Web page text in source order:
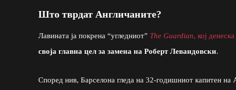
Што тврдат Англичаните?
Лавината ја покрена “угледниот” The Guardian, кој
своја главна цел за замена на Роберт Левандовски.
Според нив, Барселона гледа на 32-годишниот капитен на